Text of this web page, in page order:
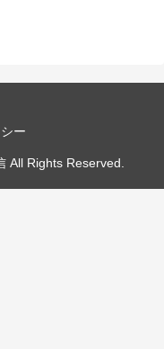
ー
All Rights Reserved.